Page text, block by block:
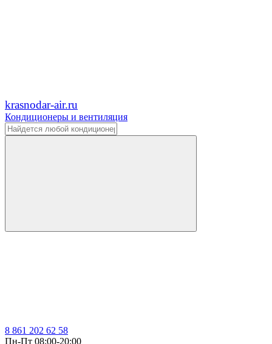
krasnodar-air.ru
Кондиционеры и вентиляция
8 861 202 62 58
Пн-Пт 08:00-20:00